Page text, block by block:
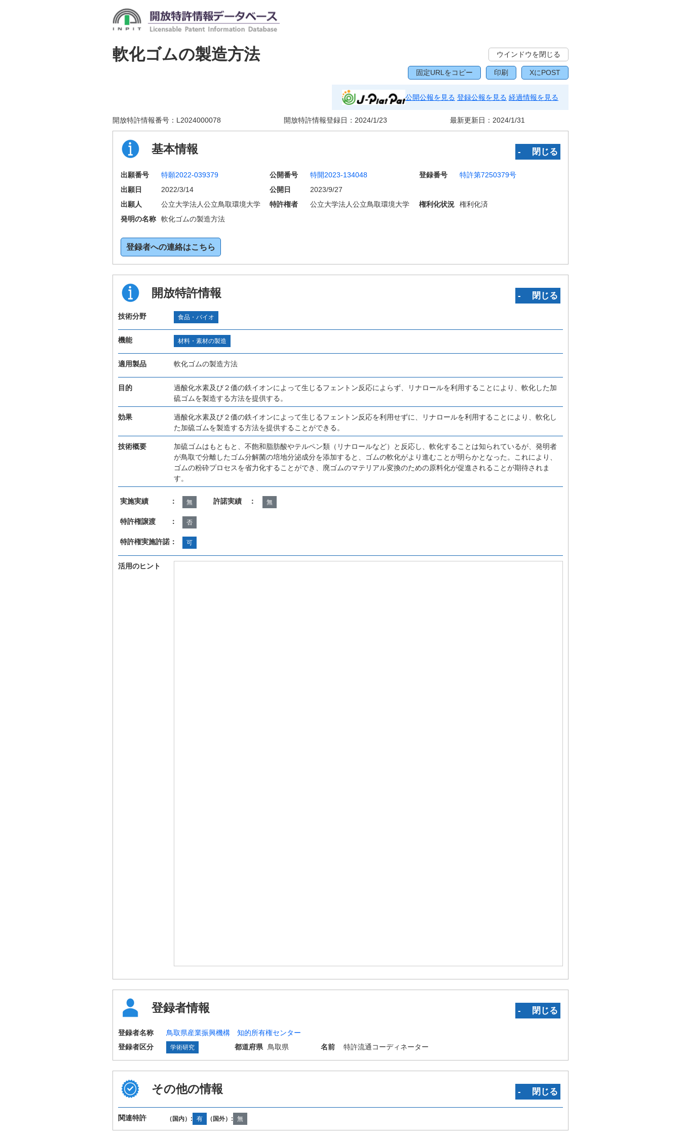
軟化ゴムの製造方法 ウインドウを閉じる
固定URLをコピー 印刷 XにPOST
公開公報を見る 登録公報を見る 経過情報を見る
開放特許情報番号： L2024000078 開放特許情報登録日： 2024/1/23 最新更新日： 2024/1/31
基本情報 ‐ 閉じる
出願番号 特願2022-039379 公開番号 特開2023-134048 登録番号
特許第7250379号
出願日
2022/3/14 公開日
2023/9/27
出願人
公立大学法人公立鳥取環境大学 特許権者 公立大学法人公立鳥取環境大学 権利化状況
権利化済
発明の名称
軟化ゴムの製造方法
登録者への連絡はこちら
開放特許情報 ‐ 閉じる
技術分野 食品・バイオ
機能 材料・素材の製造
適用製品 軟化ゴムの製造方法
目的
過酸化水素及び２価の鉄イオンによって生じるフェントン反応によらず、リナロールを利用することにより、軟化した加
硫ゴムを製造する方法を提供する。
効果
過酸化水素及び２価の鉄イオンによって生じるフェントン反応を利用せずに、リナロールを利用することにより、軟化し
た加硫ゴムを製造する方法を提供することができる。
技術概要
加硫ゴムはもともと、不飽和脂肪酸やテルペン類（リナロールなど）と反応し、軟化することは知られているが、発明者
が鳥取で分離したゴム分解菌の培地分泌成分を添加すると、ゴムの軟化がより進むことが明らかとなった。これにより、
ゴムの粉砕プロセスを省力化することができ、廃ゴムのマテリアル変換のための原料化が促進されることが期待されま
す。
実施実績 ： 無 許諾実績 ： 無
特許権譲渡 ： 否
特許権実施許諾： 可
活用のヒント
登録者情報 ‐ 閉じる
登録者名称
鳥取県産業振興機構 知的所有権センター
登録者区分
学術研究 都道府県 鳥取県 名前 特許流通コーディネーター
その他の情報 ‐ 閉じる
関連特許 （国内）: 有 （国外）: 無